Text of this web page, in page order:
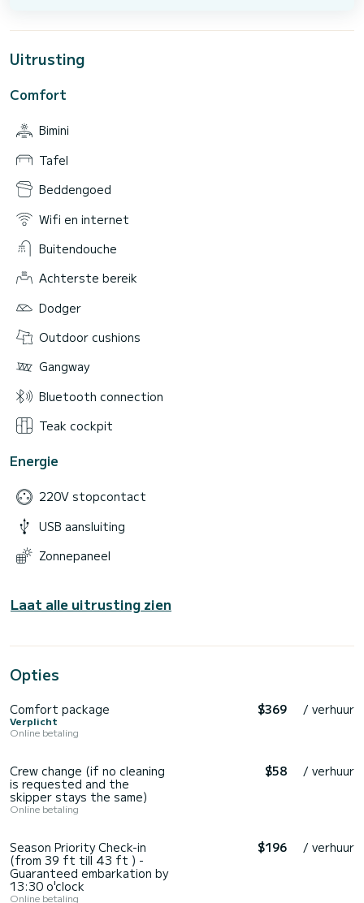
Uitrusting
Comfort
Bimini
Tafel
Beddengoed
Wifi en internet
Buitendouche
Achterste bereik
Dodger
Outdoor cushions
Gangway
Bluetooth connection
Teak cockpit
Energie
220V stopcontact
USB aansluiting
Zonnepaneel
Laat alle uitrusting zien
Opties
Comfort package
Verplicht
Online betaling
$369 / verhuur
Crew change (if no cleaning
is requested and the
skipper stays the same)
Online betaling
$58 / verhuur
Season Priority Check-in
(from 39 ft till 43 ft ) -
Guaranteed embarkation by
13:30 o'clock
Online betaling
$196 / verhuur